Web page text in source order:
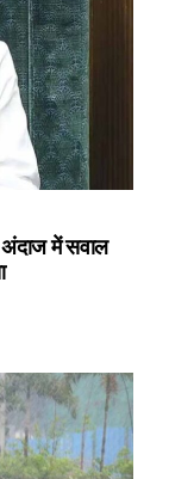
में सवाल